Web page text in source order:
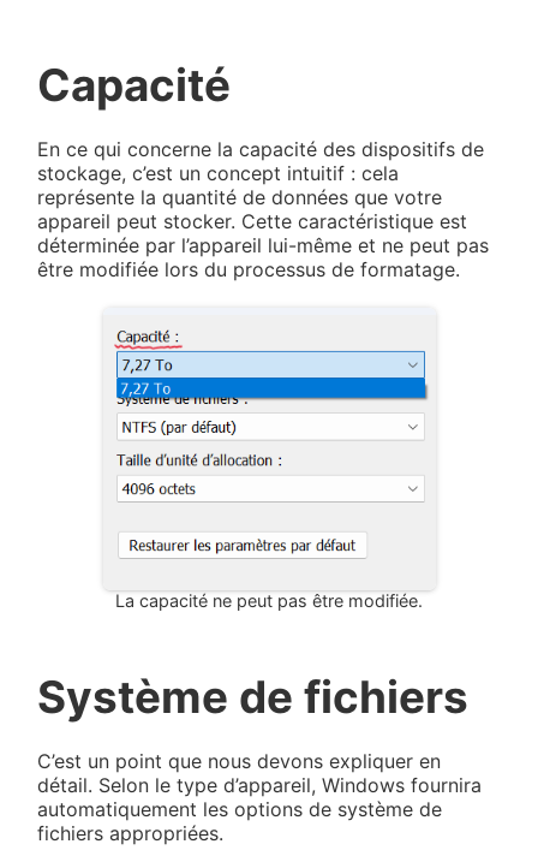
Capacité
En ce qui concerne la capacité des dispositifs de
stockage, c’est un concept intuitif : cela
représente la quantité de données que votre
appareil peut stocker. Cette caractéristique est
déterminée par l’appareil lui-même et ne peut pas
être modifiée lors du processus de formatage.
La capacité ne peut pas être modifiée.
Système de fichiers
C’est un point que nous devons expliquer en
détail. Selon le type d’appareil, Windows fournira
automatiquement les options de système de
fichiers appropriées.